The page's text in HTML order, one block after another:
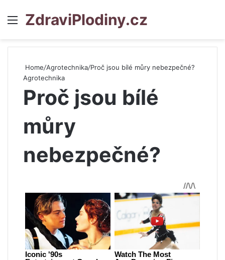
Menu
ZdraviPlodiny.cz
Home/Agrotechnika/Proč jsou bílé můry nebezpečné?
Agrotechnika
Proč jsou bílé
můry
nebezpečné?